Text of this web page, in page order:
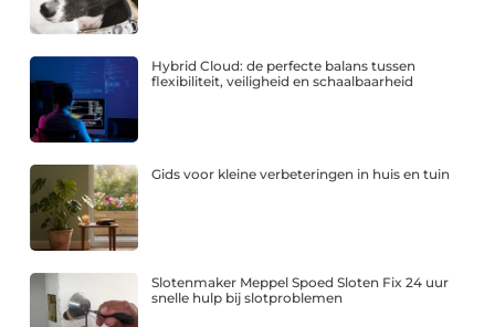
Hybrid Cloud: de perfecte balans tussen
flexibiliteit, veiligheid en schaalbaarheid
Gids voor kleine verbeteringen in huis en tuin
Slotenmaker Meppel Spoed Sloten Fix 24 uur
snelle hulp bij slotproblemen